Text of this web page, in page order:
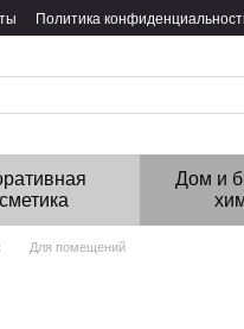
Политика
Дом и
Для помещений